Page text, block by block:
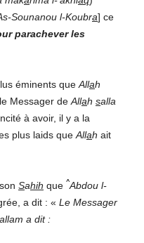
Sounanou l-Koubra] ce
parachever les
éminents que Allah
Messager de Allah salla
à avoir, il y a la
plus laids que Allah ait
Sahih que ^Abdou l-
a dit : « Le Messager
a dit :